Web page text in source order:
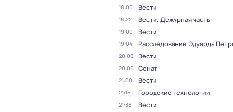
18:00 Вести
18:22 Вести. Дежурная часть
19:00 Вести
19:04 Расследование Эдуарда
20:00 Вести
20:06 Сенат
21:00 Вести
21:15 Городские технологии
21:36 Вести